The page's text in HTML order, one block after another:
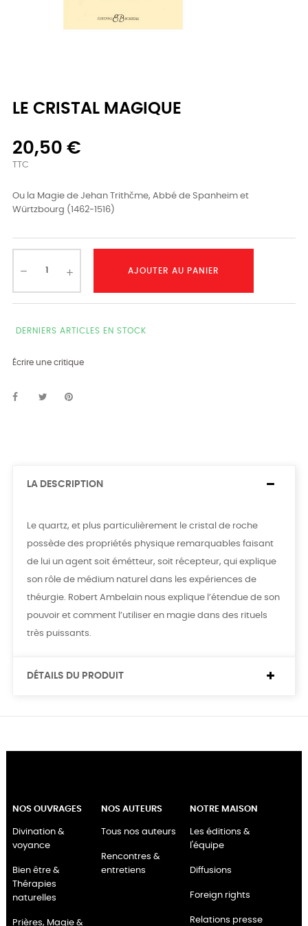
LE CRISTAL MAGIQUE
20,50 €
TTC
Ou la Magie de Jehan Trithčme, Abbé de Spanheim et
Würtzbourg (1462-1516)
AJOUTER AU PANIER
DERNIERS ARTICLES EN STOCK
Écrire une critique
LA DESCRIPTION
Le quartz, et plus particulièrement le cristal de roche
possède des propriétés physique remarquables faisant
de lui un agent soit émétteur, soit récepteur, qui explique
son rôle de médium naturel dans les expériences de
théurgie. Robert Ambelain nous explique l’étendue de son
pouvoir et comment l’utiliser en magie dans des rituels
très puissants.
DÉTAILS DU PRODUIT
NOS OUVRAGES
Divination &
voyance
Bien être &
Thérapies
naturelles
Prières, Magie &
NOS AUTEURS
Tous nos auteurs
Rencontres &
entretiens
NOTRE MAISON
Les éditions &
l'équipe
Diffusions
Foreign rights
Relations presse